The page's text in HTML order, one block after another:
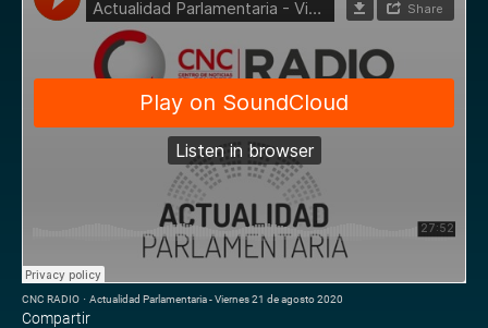
CNC RADIO · Actualidad Parlamentaria - Viernes 21 de agosto 2020
Compartir